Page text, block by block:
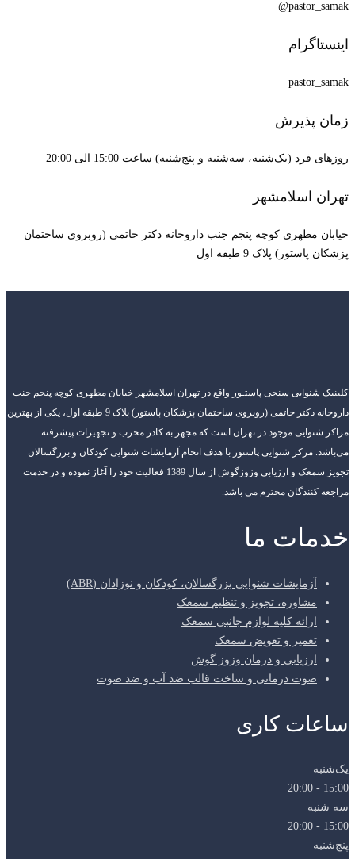
pastor_samak@
اینستاگرام
pastor_samak
زمان پذیرش
روزهای فرد (یک‌شنبه، سه‌شنبه و پنج‌شنبه) ساعت 15:00 الی 20:00
تهران اسلامشهر
خیابان مطهری کوچه پنجم جنب داروخانه دکتر حاتمی (روبروی ساختمان
پزشکان پاستور) پلاک 9 طبقه اول
کلینیک شنوایی سنجی پاستـور واقع در تهران اسلامشهر خیابان مطهری کوچه پنجم جنب
داروخانه دکتر حاتمی (روبروی ساختمان پزشکان پاستور) پلاک 9 طبقه اول، یکی از بهترین
مراکز شنوایی موجود در تهران است که مجهز به کادر مجرب و تجهیزات پیشرفته
می‌باشد. مرکز شنوایی پاستور با هدف انجام آزمایشات شنوایی کودکان و بزرگسالان
تجویز سمعک و ارزیابی وزوزگوش از سال 1389 فعالیت خود را آغاز نموده و در خدمت
مراجعه کنندگان محترم می باشد.
خدمات ما
آزمایشات شنوایی بزرگسالان، کودکان و نوزادان (ABR)
مشاوره، تجویز و تنظیم سمعک
ارائه کلیه لوازم جانبی سمعک
تعمیر و تعویض سمعک
ارزیابی و درمان وزوز گوش
صوت درمانی و ساخت قالب ضد آب و ضد صوت
ساعات کاری
یک‌شنبه
15:00 - 20:00
سه شنبه
15:00 - 20:00
پنج‌شنبه